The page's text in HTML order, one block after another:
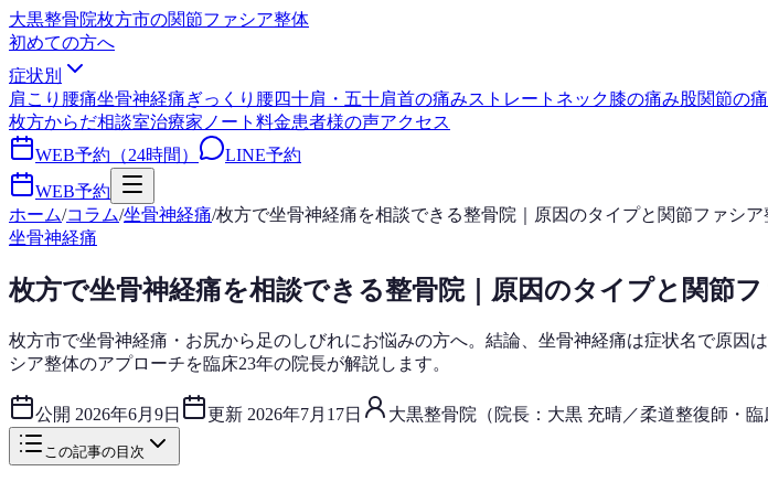
大黒整骨院枚方市の関節ファシア整体
初めての方へ
症状別
肩こり 腰痛坐骨神経痛ぎっくり腰四十肩・五十肩首の痛みストレートネック膝の痛み股関節の
枚方からだ相談室治療家ノート 料金患者様の声アクセス
WEB予約（24時間）
LINE予約
WEB予約
ホーム/コラム/坐骨神経痛/枚方で坐骨神経痛を相談できる整骨院｜原因のタイプと関節ファシ
坐骨神経痛
枚方で坐骨神経痛を相談できる整骨院｜原因のタイプと関節
枚方市で坐骨神経痛・お尻から足のしびれにお悩みの方へ。結論、坐骨神経痛は症状名で原
シア整体のアプローチを臨床23年の院長が解説します。
公開 2026年6月9日 更新 2026年7月17日 大黒整骨院（院長：大黒 充晴／柔道整復師・臨
この記事の目次